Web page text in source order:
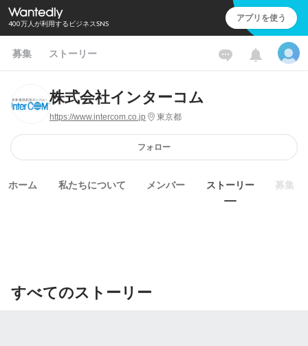
400万人が利用するビジネスSNS アプリを使う
募集 ストーリー
株式会社インターコム
https://www.intercom.co.jp 東京都
フォロー
ホーム 私たちについて メンバー ストーリー 募集
すべてのストーリー